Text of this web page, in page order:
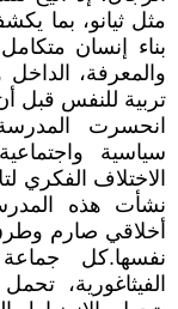
مثل ثيانو، بما
بناء إنسان
والمعرفة،
تربية للنفس قبل
انحسرت
سياسية
الاختلاف الفكري
نشأت هذه
أخلاقي صارم
نفسها.كل
الفيثاغورية،